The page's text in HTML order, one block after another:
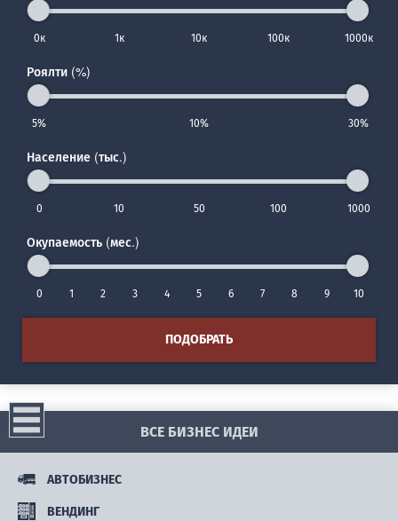
0к 1к 10к 100к 1000к
Роялти (%)
5% 10% 30%
Население (тыс.)
0 10 50 100 1000
Окупаемость (мес.)
0 1 2 3 4 5 6 7 8 9 10
ПОДОБРАТЬ
ВСЕ БИЗНЕС ИДЕИ
АВТОБИЗНЕС
ВЕНДИНГ